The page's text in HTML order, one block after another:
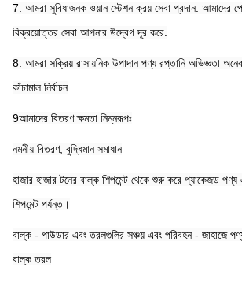
7. আমরা সুবিধাজনক ওয়ান স্টেশন ক্রয় সেবা প্রদান. আমাদের
বিক্রয়োত্তর সেবা আপনার উদ্বেগ দূর করে.
8. আমরা সক্রিয় রাসায়নিক উপাদান পণ্য রপ্তানি অভিজ্ঞতা
কাঁচামাল নির্বাচন
9আমাদের বিতরণ ক্ষমতা নিম্নরূপঃ
নমনীয় বিতরণ, বুদ্ধিমান সমাধান
হাজার হাজার টনের বাল্ক শিপমেন্ট থেকে শুরু করে প্যাকেজড
শিপমেন্ট পর্যন্ত।
বাল্ক - পাউডার এবং তরলগুলির সঞ্চয় এবং পরিবহন - জাহাজে
বাল্ক তরল